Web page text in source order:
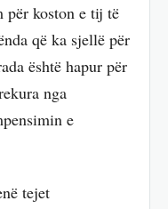
për koston e tij të
që ka sjellë për
është hapur për
nga
e
tejet